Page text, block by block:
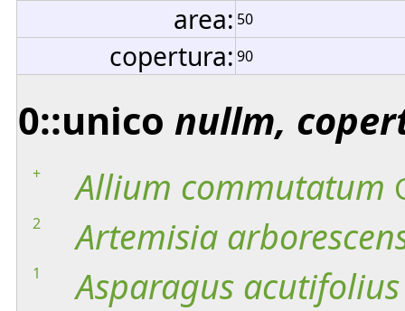
area: 50
copertura: 90
0::unico nullm,
+ Allium commutatum
2 Artemisia
1 Asparagus acutifolius